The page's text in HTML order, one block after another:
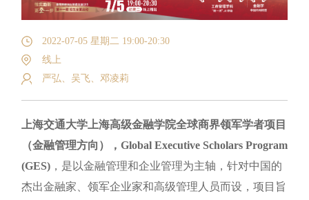
2022-07-05 星期二 19:00-20:30
线上
严弘、吴飞、邓凌莉
上海交通大学上海高级金融学院全球商界领军学者项目
（金融管理方向），Global Executive Scholars Program
(GES)，是以金融管理和企业管理为主轴，针对中国的
杰出金融家、领军企业家和高级管理人员而设，项目旨